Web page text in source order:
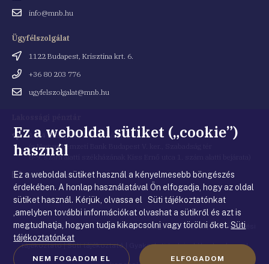
Emailinfo@mnb.hu
Ügyfélszolgálat
Cím
1122 Budapest, Krisztina krt. 6.
Telefonszám
+36 80 203 776
Emailugyfelszolgalat@mnb.hu
Cím 1054 Budapest, Kiss Ernő utca 1.
(a Magyar Nemzeti Bank Budapest V. ker., Szabadság tér
8-9. szám alatti székházának Kiss Ernő utca 1. szám alatti bejárata)
Email
cím
penztar@mnb.hu
© Magyar Nemzeti Bank |Impresszum|Jogi nyilatkozat|Adatkezelési
tájékoztató|Süti tájékoztató| Gyakorlati tudnivalók a honlappal
Ez a weboldal sütiket („cookie”)
használ
Ez a weboldal sütiket használ a kényelmesebb böngészés
érdekében. A honlap használatával Ön elfogadja, hogy az oldal
sütiket használ. Kérjük, olvassa el Süti tájékoztatónkat
,amelyben további információkat olvashat a sütikről és azt is
megtudhatja, hogyan tudja kikapcsolni vagy törölni őket.Süti
tájékoztatónkat
NEM FOGADOM EL ELFOGADOM